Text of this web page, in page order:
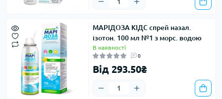
МАРІДОЗА КІДС спрей назал.
ізотон. 100 мл №1 з морс. водою
В наявності
0
Від 293.50₴